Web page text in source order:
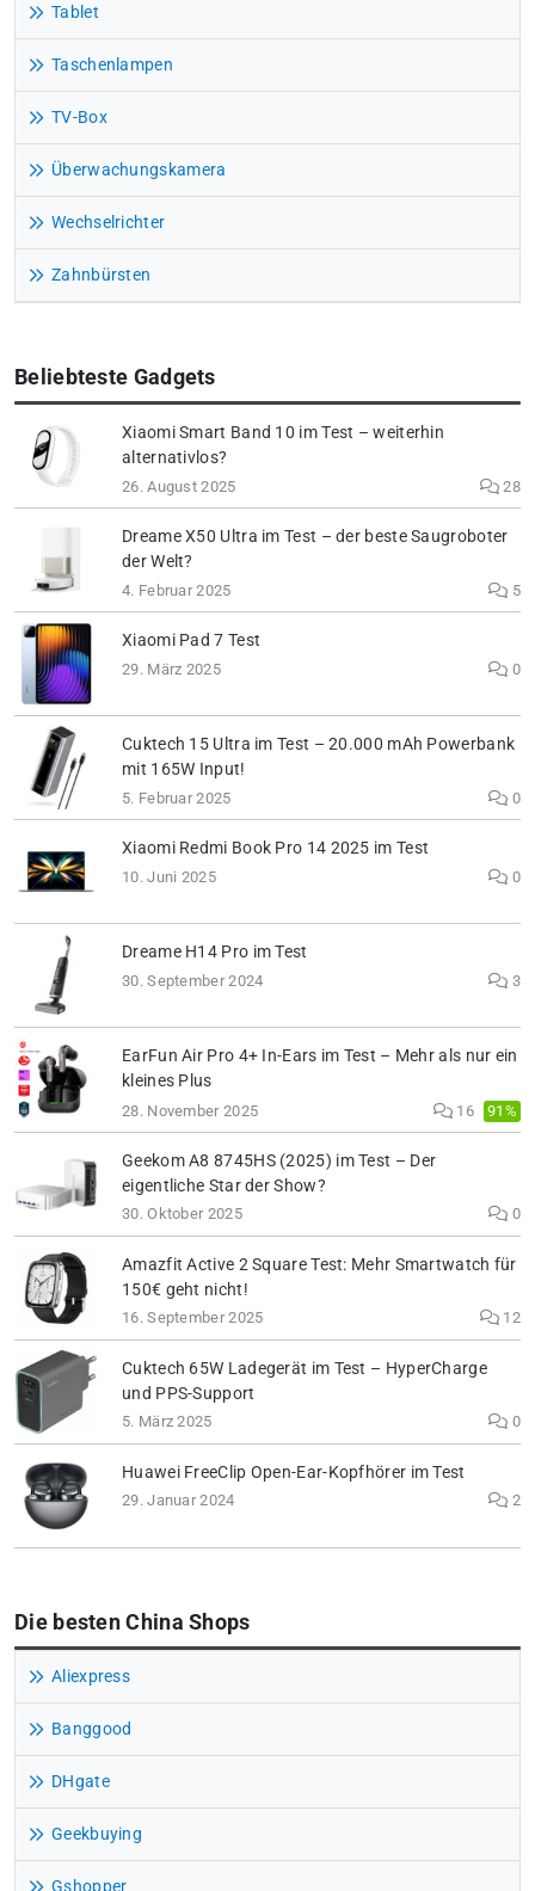
Tablet
Taschenlampen
TV-Box
Überwachungskamera
Wechselrichter
Zahnbürsten
Beliebteste Gadgets
Xiaomi Smart Band 10 im Test – weiterhin
alternativlos?
26. August 2025 28
Dreame X50 Ultra im Test – der beste Saugroboter
der Welt?
4. Februar 2025 5
Xiaomi Pad 7 Test
29. März 2025 0
Cuktech 15 Ultra im Test – 20.000 mAh Powerbank
mit 165W Input!
5. Februar 2025 0
Xiaomi Redmi Book Pro 14 2025 im Test
10. Juni 2025 0
Dreame H14 Pro im Test
30. September 2024 3
EarFun Air Pro 4+ In-Ears im Test – Mehr als nur ein
kleines Plus
28. November 2025 16 91%
Geekom A8 8745HS (2025) im Test – Der
eigentliche Star der Show?
30. Oktober 2025 0
Amazfit Active 2 Square Test: Mehr Smartwatch für
150€ geht nicht!
16. September 2025 12
Cuktech 65W Ladegerät im Test – HyperCharge
und PPS-Support
5. März 2025 0
Huawei FreeClip Open-Ear-Kopfhörer im Test
29. Januar 2024 2
Die besten China Shops
Aliexpress
Banggood
DHgate
Geekbuying
Gshopper